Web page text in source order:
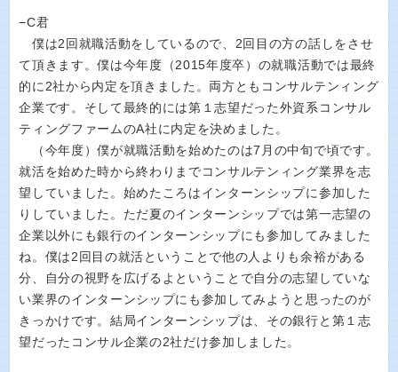
−C君
僕は2回就職活動をしているので、2回目の方の話しをさせ
て頂きます。僕は今年度（2015年度卒）の就職活動では最終
的に2社から内定を頂きました。両方ともコンサルテンィング
企業です。そして最終的には第１志望だった外資系コンサル
ティングファームのA社に内定を決めました。
（今年度）僕が就職活動を始めたのは7月の中旬で頃です。
就活を始めた時から終わりまでコンサルテンィング業界を志
望していました。始めたころはインターンシップに参加した
りしていました。ただ夏のインターンシップでは第一志望の
企業以外にも銀行のインターンシップにも参加してみました
ね。僕は2回目の就活ということで他の人よりも余裕がある
分、自分の視野を広げるよということで自分の志望していな
い業界のインターンシップにも参加してみようと思ったのが
きっかけです。結局インターンシップは、その銀行と第１志
望だったコンサル企業の2社だけ参加しました。